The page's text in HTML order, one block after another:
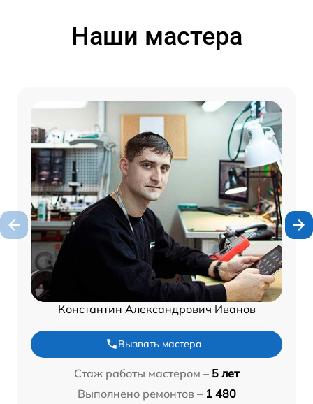
Наши мастера
Константин Александрович Иванов
Вызвать мастера
Стаж работы мастером – 5 лет
Выполнено ремонтов – 1 480